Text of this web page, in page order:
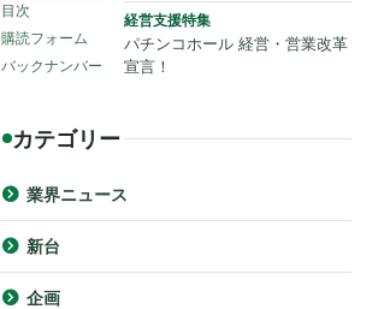
目次
購読フォーム
バックナンバー
経営支援特集
パチンコホール 経営・営業改革
宣言！
カテゴリー
業界ニュース
新台
企画